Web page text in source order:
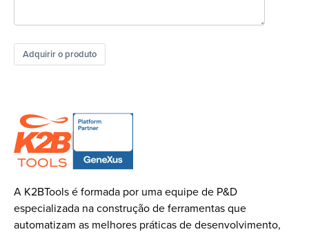
Adquirir o produto
A K2BTools é formada por uma equipe de P&D
especializada na construção de ferramentas que
automatizam as melhores práticas de desenvolvimento,